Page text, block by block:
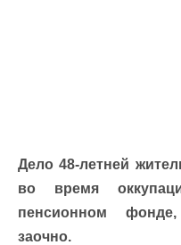
Дело 48-летней
во время
пенсионном
заочно.